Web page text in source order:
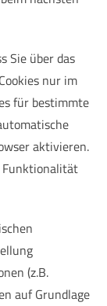
Sie über das
nur im
für bestimmte
aktivieren.
Funktionalität
(z.B.
auf Grundlage